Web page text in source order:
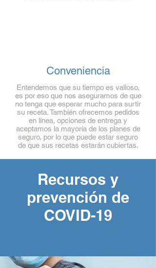
Conveniencia
Entendemos que su tiempo es valioso,
es por eso que nos aseguramos de que
no tenga que esperar mucho para surtir
su receta. También ofrecemos pedidos
en línea, opciones de entrega y
aceptamos la mayoría de los planes de
seguro, por lo que puede estar seguro
de que sus recetas estarán cubiertas.
Recursos y
prevención de
COVID-19